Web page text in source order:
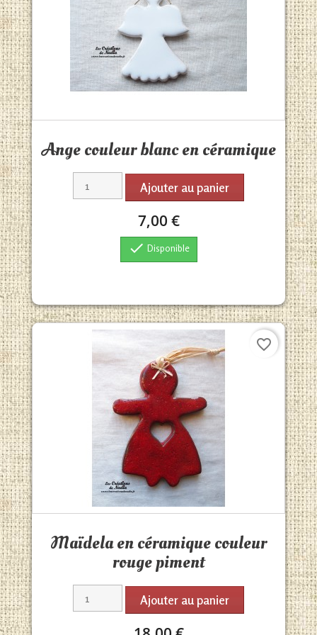
Ange couleur blanc en céramique
Ajouter au panier
7,00 €
 Disponible
Maïdela en céramique couleur
rouge piment
Ajouter au panier
favorite_border